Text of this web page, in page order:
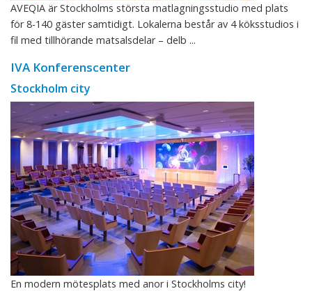
AVEQIA är Stockholms största matlagningsstudio med plats
för 8-140 gäster samtidigt. Lokalerna består av 4 köksstudios i
fil med tillhörande matsalsdelar – delb ...
IVA Konferenscenter
Stockholm city
En modern mötesplats med anor i Stockholms city!